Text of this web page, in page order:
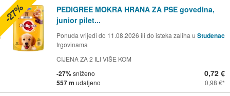
PEDIGREE MOKRA HRANA ZA PSE govedina,
junior pilet...
Ponuda vrijedi do 11.08.2026 ili do isteka zaliha u Studenac
trgovinama
CIJENA ZA 2 ILI VIŠE KOM
-27%sniženo
557 m udaljeno
0,72 €
0,98 €
-27%